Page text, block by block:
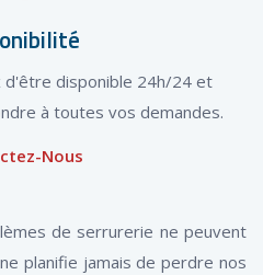
d'être disponible 24h/24 et
à toutes vos demandes.
Nous
de serrurerie ne peuvent
planifie jamais de perdre nos